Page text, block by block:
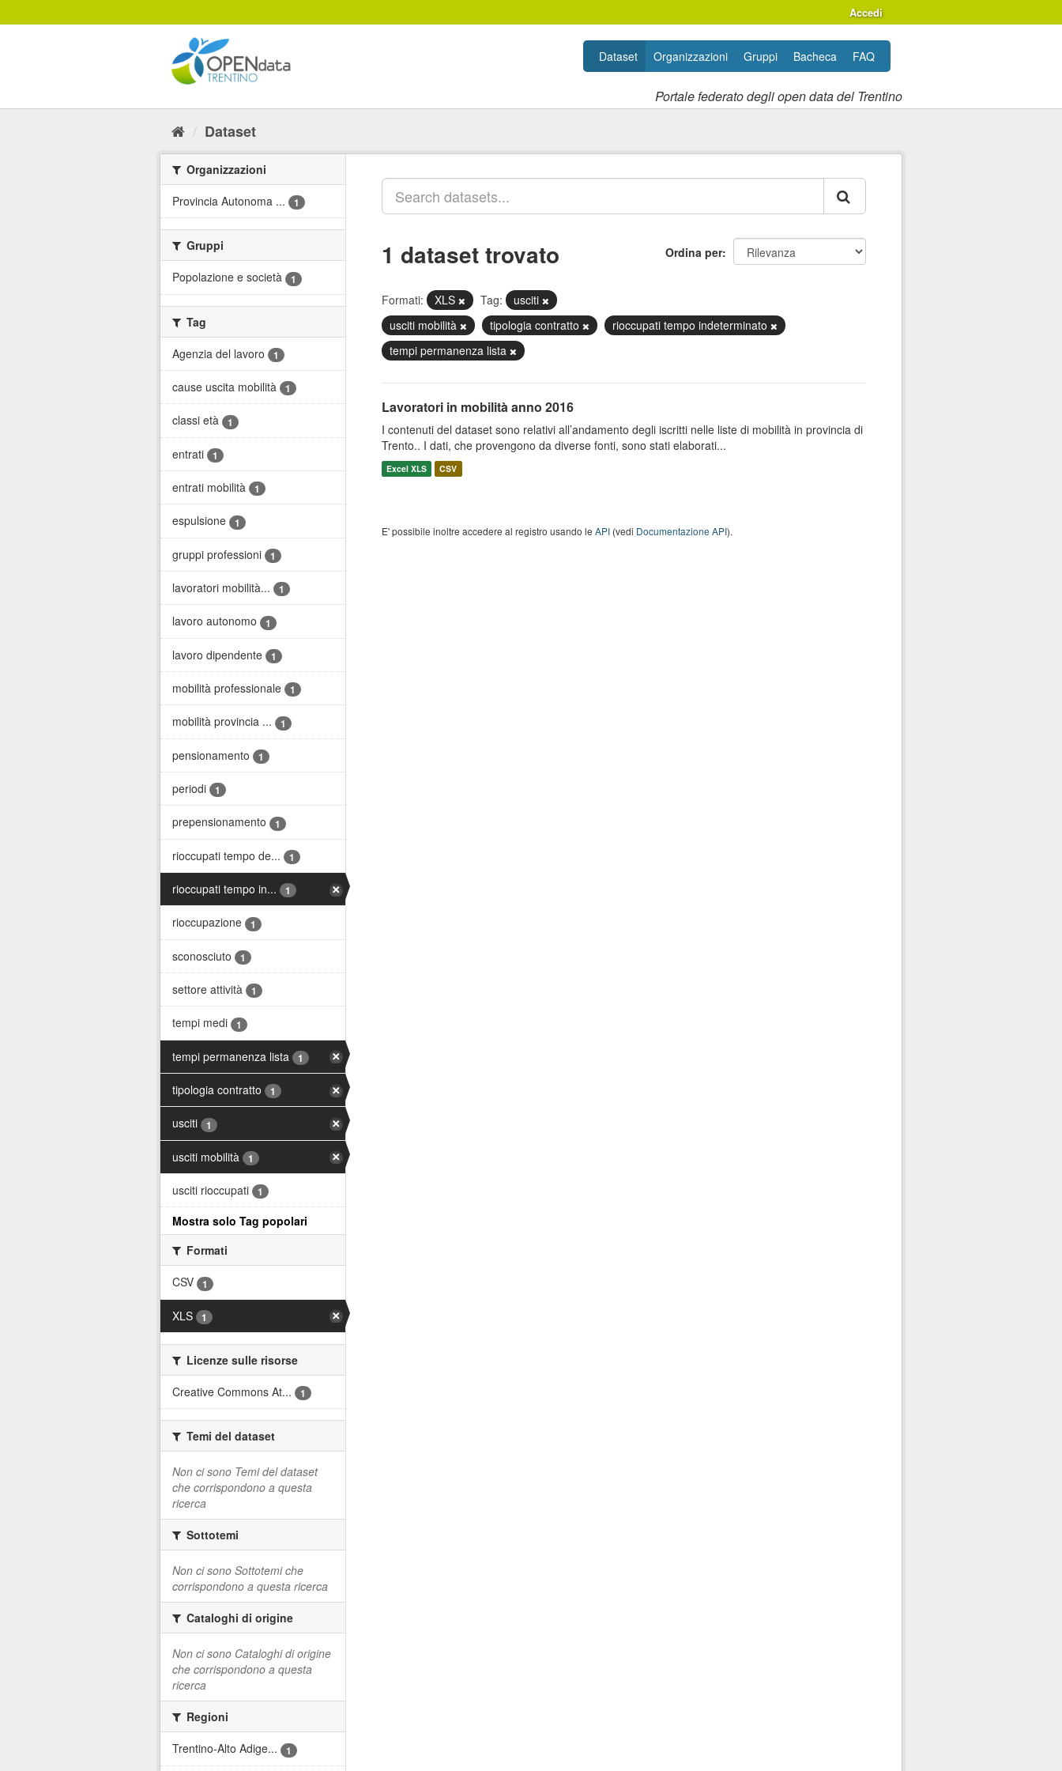
al
Accedi
Portale federato degli open data del Trentino
Dataset Organizzazioni Gruppi Bacheca FAQ
Dataset
Organizzazioni
Provincia Autonoma ...
1
Gruppi
Popolazione e società
1
Tag
Agenzia del lavoro
1
cause uscita mobilità 1
classi età 1
entrati 1
entrati mobilità 1
espulsione 1
gruppi professioni 1
lavoratori mobilità... 1
lavoro autonomo 1
lavoro dipendente 1
mobilità professionale 1
mobilità provincia ... 1
pensionamento 1
periodi 1
prepensionamento 1
rioccupati tempo de... 1
rioccupati tempo in... 1
rioccupazione 1
sconosciuto 1
settore attività 1
tempi medi 1
tempi permanenza lista 1
tipologia contratto 1
usciti 1
usciti mobilità 1
usciti rioccupati 1
Mostra solo Tag popolari
Formati
CSV
1
XLS 1
Licenze sulle risorse
Creative Commons At...
1
Temi del dataset
Non ci sono Temi del dataset
che corrispondono a questa
ricerca
Sottotemi
Non ci sono Sottotemi che
corrispondono a questa ricerca
Cataloghi di origine
Non ci sono Cataloghi di origine
che corrispondono a questa
ricerca
Regioni
Trentino-Alto Adige...
1
Ordina per
1 dataset trovato
Formati: XLS Tag:
usciti
usciti mobilità
tipologia contratto
rioccupati tempo indeterminato
tempi permanenza lista
Lavoratori in mobilità anno 2016
I contenuti del dataset sono relativi all’andamento degli iscritti nelle liste di mobilità in provincia di
Trento.. I dati, che provengono da diverse fonti, sono stati elaborati...
Excel XLS CSV
E' possibile inoltre accedere al registro usando le API(vedi Documentazione API).